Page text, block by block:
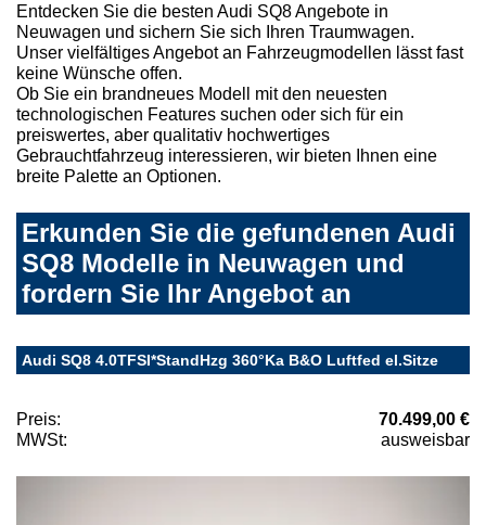
Entdecken Sie die besten Audi SQ8 Angebote in
Neuwagen und sichern Sie sich Ihren Traumwagen.
Unser vielfältiges Angebot an Fahrzeugmodellen lässt fast
keine Wünsche offen.
Ob Sie ein brandneues Modell mit den neuesten
technologischen Features suchen oder sich für ein
preiswertes, aber qualitativ hochwertiges
Gebrauchtfahrzeug interessieren, wir bieten Ihnen eine
breite Palette an Optionen.
Erkunden Sie die gefundenen Audi
SQ8 Modelle in Neuwagen und
fordern Sie Ihr Angebot an
Audi SQ8 4.0TFSI*StandHzg 360°Ka B&O Luftfed el.Sitze
Preis:
70.499,00 €
MWSt:
ausweisbar